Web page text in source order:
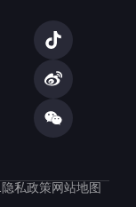
T
i
k
t
o
k
W
e
b
o
W
e
x
n
隐私政策网站地图